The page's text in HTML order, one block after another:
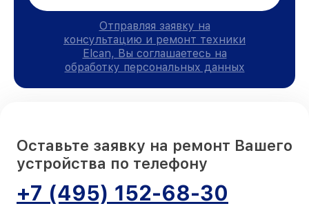
Отправляя заявку на
консультацию и ремонт техники
Elcan, Вы соглашаетесь на
обработку персональных данных
Оставьте заявку на ремонт Вашего
устройства по телефону
+7 (495) 152-68-30